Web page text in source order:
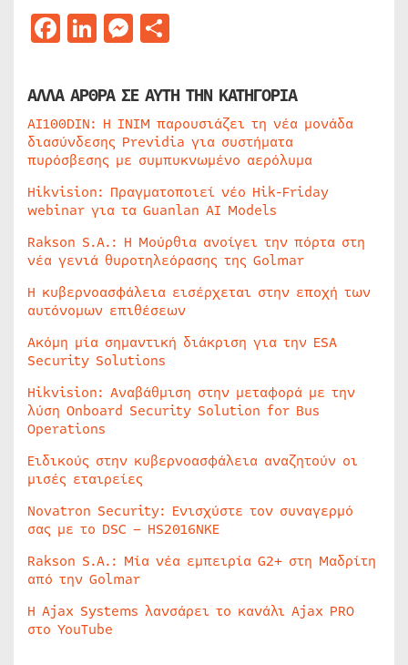
Facebook
LinkedIn
Messenger
ΑΛΛΑ ΑΡΘΡΑ ΣΕ ΑΥΤΗ ΤΗΝ ΚΑΤΗΓΟΡΙΑ
AI100DIN: Η INIM παρουσιάζει τη νέα μονάδα
διασύνδεσης Previdia για συστήματα
πυρόσβεσης με συμπυκνωμένο αερόλυμα
Hikvision: Πραγματοποιεί νέο Hik-Friday
webinar για τα Guanlan AI Models
Rakson S.A.: Η Μούρθια ανοίγει την πόρτα στη
νέα γενιά θυροτηλεόρασης της Golmar
Η κυβερνοασφάλεια εισέρχεται στην εποχή των
αυτόνομων επιθέσεων
Ακόμη μία σημαντική διάκριση για την ESA
Security Solutions
Hikvision: Αναβάθμιση στην μεταφορά με την
λύση Onboard Security Solution for Bus
Operations
Ειδικούς στην κυβερνοασφάλεια αναζητούν οι
μισές εταιρείες
Novatron Security: Ενισχύστε τον συναγερμό
σας με το DSC – HS2016NKE
Rakson S.A.: Μία νέα εμπειρία G2+ στη Μαδρίτη
από την Golmar
Η Ajax Systems λανσάρει το κανάλι Ajax PRO
στο YouTube